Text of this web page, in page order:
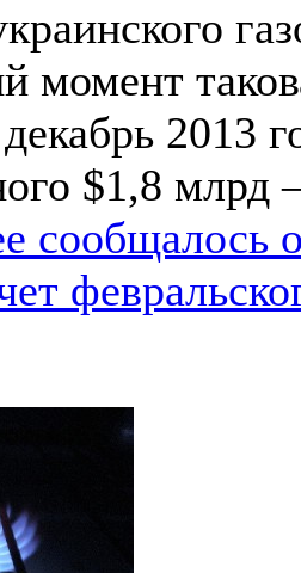
момент
2013
$1,8 млрд
сообщалось